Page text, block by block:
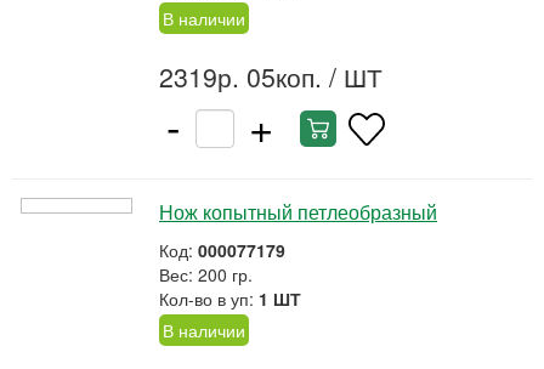
В наличии
2319р. 05коп. / ШТ
- +
Нож копытный петлеобразный
Код: 000077179
Вес: 200 гр.
Кол-во в уп: 1 ШТ
В наличии